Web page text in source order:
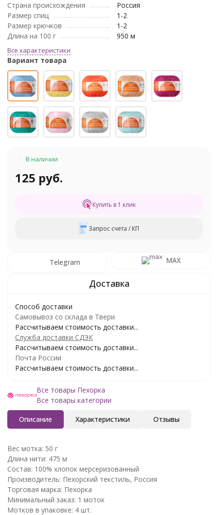
Страна происхождения
Россия
Размер спиц
1-2
Размер крючков
1-2
Длина на 100 г
950 м
Все характеристики
Вариант товара
В наличии
125 руб.
Купить в 1 клик
Запрос счета / КП
Telegram MAX
Способ доставки
Самовывоз со склада в Твери
Рассчитываем стоимость доставки...
Служба доставки СДЭК
Рассчитываем стоимость доставки...
Почта России
Рассчитываем стоимость доставки...
Все товары Пехорка
Все товары категории
Описание Характеристики Отзывы
Вес мотка: 50 г
Длина нити: 475 м
Состав: 100% хлопок мерсеризованный
Производитель: Пехорский текстиль, Россия
Торговая марка: Пехорка
Минимальный заказ: 1 моток
Мотков в упаковке: 4 шт.